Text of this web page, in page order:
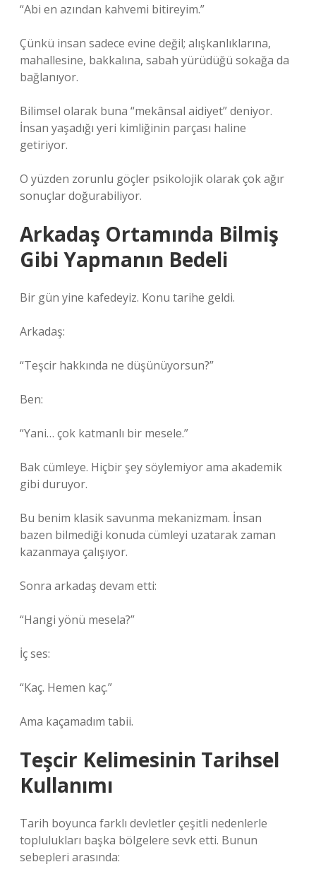
“Abi en azından kahvemi bitireyim.”
Çünkü insan sadece evine değil; alışkanlıklarına,
mahallesine, bakkalına, sabah yürüdüğü sokağa da
bağlanıyor.
Bilimsel olarak buna “mekânsal aidiyet” deniyor.
İnsan yaşadığı yeri kimliğinin parçası haline
getiriyor.
O yüzden zorunlu göçler psikolojik olarak çok ağır
sonuçlar doğurabiliyor.
Arkadaş Ortamında Bilmiş
Gibi Yapmanın Bedeli
Bir gün yine kafedeyiz. Konu tarihe geldi.
Arkadaş:
“Teşcir hakkında ne düşünüyorsun?”
Ben:
“Yani… çok katmanlı bir mesele.”
Bak cümleye. Hiçbir şey söylemiyor ama akademik
gibi duruyor.
Bu benim klasik savunma mekanizmam. İnsan
bazen bilmediği konuda cümleyi uzatarak zaman
kazanmaya çalışıyor.
Sonra arkadaş devam etti:
“Hangi yönü mesela?”
İç ses:
“Kaç. Hemen kaç.”
Ama kaçamadım tabii.
Teşcir Kelimesinin Tarihsel
Kullanımı
Tarih boyunca farklı devletler çeşitli nedenlerle
toplulukları başka bölgelere sevk etti. Bunun
sebepleri arasında: